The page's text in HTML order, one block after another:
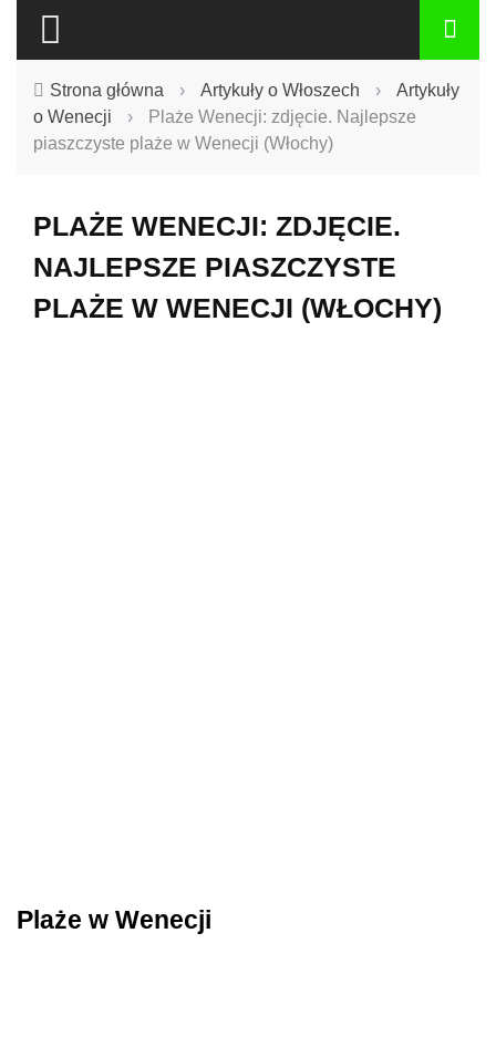
Strona główna › Artykuły o Włoszech ›
Artykuły
o Wenecji
›
Plaże Wenecji: zdjęcie. Najlepsze
piaszczyste plaże w Wenecji (Włochy)
PLAŻE WENECJI: ZDJĘCIE.
NAJLEPSZE PIASZCZYSTE
PLAŻE W WENECJI (WŁOCHY)
Plaże w Wenecji